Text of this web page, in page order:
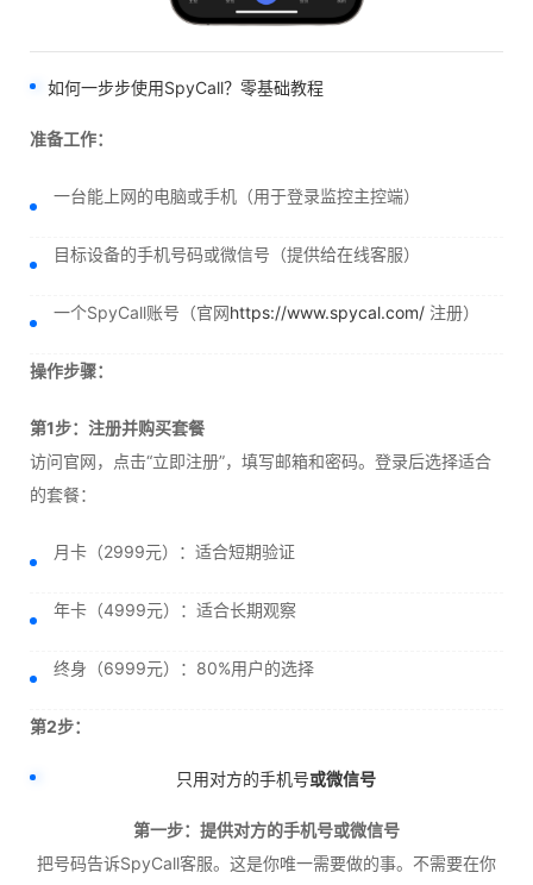
如何一步步使用SpyCall？零基础教程
准备工作：
一台能上网的电脑或手机（用于登录监控主控端）
目标设备的手机号码或微信号（提供给在线客服）
一个SpyCall账号（官网https://www.spycal.com/ 注册）
操作步骤：
第1步：注册并购买套餐
访问官网，点击“立即注册”，填写邮箱和密码。登录后选择适合
的套餐：
月卡（2999元）：适合短期验证
年卡（4999元）：适合长期观察
终身（6999元）：80%用户的选择
第2步：
只用对方的手机号或微信号
第一步：提供对方的手机号或微信号
把号码告诉SpyCall客服。这是你唯一需要做的事。不需要在你